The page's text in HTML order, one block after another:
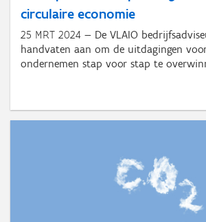
circulaire economie
25 MRT 2024
De VLAIO
handvaten aan om de uitdagingen
ondernemen stap voor stap te